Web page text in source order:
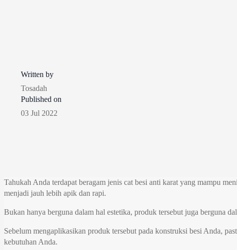
Written by
Tosadah
Published on
03 Jul 2022
Tahukah Anda terdapat beragam jenis cat besi anti karat yang mampu
menjadi jauh lebih apik dan rapi.
Bukan hanya berguna dalam hal estetika, produk tersebut juga berguna
Sebelum mengaplikasikan produk tersebut pada konstruksi besi Anda,
kebutuhan Anda.